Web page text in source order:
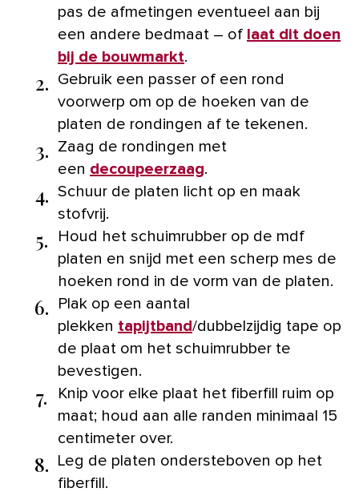
pas de afmetingen eventueel aan bij
een andere bedmaat – of laat dit doen
bij de bouwmarkt.
2.
Gebruik een passer of een rond
voorwerp om op de hoeken van de
platen de rondingen af te tekenen.
3.
Zaag de rondingen met
een decoupeerzaag.
4. Schuur de platen licht op en maak
stofvrij.
5.
Houd het schuimrubber op de mdf
platen en snijd met een scherp mes de
hoeken rond in de vorm van de platen.
6.
Plak op een aantal
plekken tapijtband/dubbelzijdig tape op
de plaat om het schuimrubber te
bevestigen.
7.
Knip voor elke plaat het fiberfill ruim op
maat; houd aan alle randen minimaal 15
centimeter over.
8.
Leg de platen ondersteboven op het
fiberfill.